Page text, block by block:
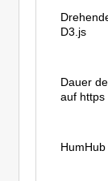
D3.js
Dauer
auf https